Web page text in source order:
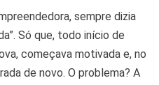
sempre dizia
Só que, todo início de
começava motivada e, no
de novo. O problema? A